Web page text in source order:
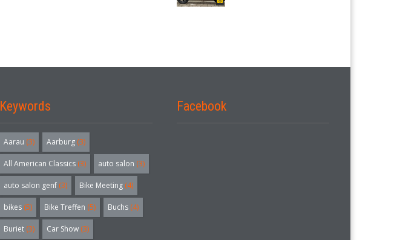
Keywords
Aarau (3) Aarburg (3)
All American Classics (3) auto salon (3)
auto salon genf (3) Bike Meeting (4)
bikes (5) Bike Treffen (5) Buchs (4)
Buriet (3) Car Show (3)
Facebook